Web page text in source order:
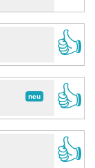
👍
neu
👍
👍